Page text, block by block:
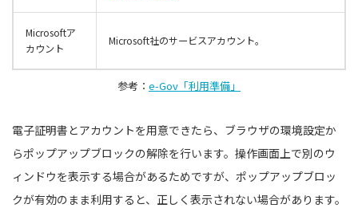
Microsoftア
カウント
Microsoft社のサービスアカウント。
参考： e-Gov「利用準備」
電子証明書とアカウントを用意できたら、ブラウザの環境設定か
らポップアップブロックの解除を行います。操作画面上で別のウ
ィンドウを表示する場合があるためですが、ポップアップブロッ
クが有効のまま利用すると、正しく表示されない場合があります。